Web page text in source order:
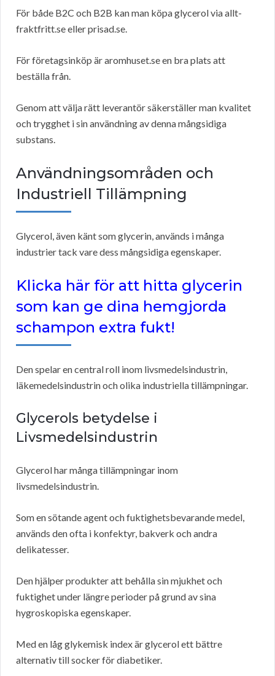
För både B2C och B2B kan man köpa glycerol via allt-
fraktfritt.se eller prisad.se.
För företagsinköp är aromhuset.se en bra plats att
beställa från.
Genom att välja rätt leverantör säkerställer man kvalitet
och trygghet i sin användning av denna mångsidiga
substans.
Användningsområden och
Industriell Tillämpning
Glycerol, även känt som glycerin, används i många
industrier tack vare dess mångsidiga egenskaper.
Klicka här för att hitta glycerin
som kan ge dina hemgjorda
schampon extra fukt!
Den spelar en central roll inom livsmedelsindustrin,
läkemedelsindustrin och olika industriella tillämpningar.
Glycerols betydelse i
Livsmedelsindustrin
Glycerol har många tillämpningar inom
livsmedelsindustrin.
Som en sötande agent och fuktighetsbevarande medel,
används den ofta i konfektyr, bakverk och andra
delikatesser.
Den hjälper produkter att behålla sin mjukhet och
fuktighet under längre perioder på grund av sina
hygroskopiska egenskaper.
Med en låg glykemisk index är glycerol ett bättre
alternativ till socker för diabetiker.